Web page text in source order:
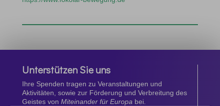
Unterstützen Sie uns
Ihre Spenden tragen zu Veranstaltungen und
Aktivitäten, sowie zur Förderung und Verbreitung des
Geistes von Miteinander für Europa bei.